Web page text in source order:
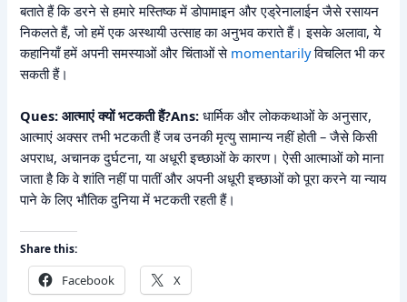
बताते हैं कि डरने से हमारे मस्तिष्क में डोपामाइन और एड्रेनालाईन जैसे रसायन
निकलते हैं, जो हमें एक अस्थायी उत्साह का अनुभव कराते हैं। इसके अलावा, ये
कहानियाँ हमें अपनी समस्याओं और चिंताओं से momentarilyविचलित भी कर
सकती हैं।
Ques: आत्माएं क्यों भटकती हैं?Ans: धार्मिक और लोककथाओं के अनुसार,
आत्माएं अक्सर तभी भटकती हैं जब उनकी मृत्यु सामान्य नहीं होती – जैसे किसी
अपराध, अचानक दुर्घटना, या अधूरी इच्छाओं के कारण। ऐसी आत्माओं को माना
जाता है कि वे शांति नहीं पा पातीं और अपनी अधूरी इच्छाओं को पूरा करने या न्याय
पाने के लिए भौतिक दुनिया में भटकती रहती हैं।
Share this:
Facebook X